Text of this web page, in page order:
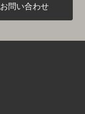
お問い合わせ